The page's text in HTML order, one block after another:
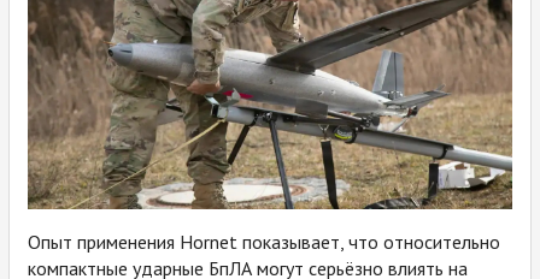
Опыт применения Hornet показывает, что относительно
компактные ударные БпЛА могут серьёзно влиять на